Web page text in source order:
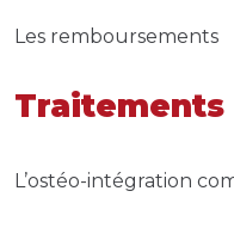
Les remboursements
Traitements
L’ostéo-intégration